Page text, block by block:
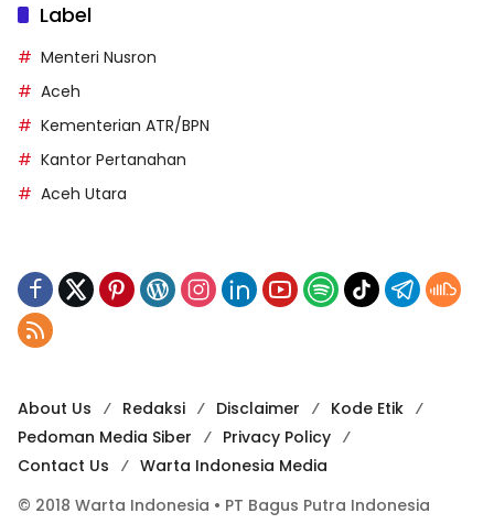
Label
Menteri Nusron
Aceh
Kementerian ATR/BPN
Kantor Pertanahan
Aceh Utara
About Us Redaksi Disclaimer
Kode Etik
Pedoman Media Siber
Privacy Policy
Contact Us
Warta Indonesia Media
© 2018 Warta Indonesia • PT Bagus Putra Indonesia